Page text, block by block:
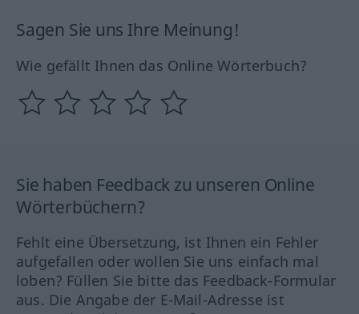
Sagen Sie uns Ihre Meinung!
Wie gefällt Ihnen das Online Wörterbuch?
Sie haben Feedback zu unseren Online
Wörterbüchern?
Fehlt eine Übersetzung, ist Ihnen ein Fehler
aufgefallen oder wollen Sie uns einfach mal
loben? Füllen Sie bitte das Feedback-Formular
aus. Die Angabe der E-Mail-Adresse ist